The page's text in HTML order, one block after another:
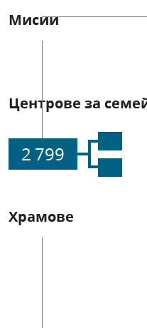
Мисии
Центрове за
2 799
Храмове